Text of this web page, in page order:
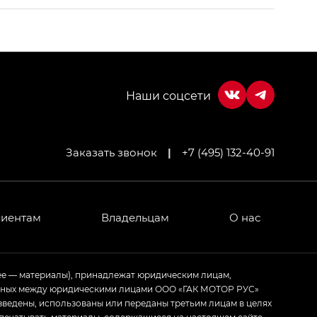
— GX PREMIUM, Джи Эти — GT, Джи Эль —
— GB AWD, Джи Эль Полный привод —
стиле — GL (S-Style)
Заказать звонок | +7 (495) 132-40-91
Владельцам О нас
— материалы), принадлежат юридическим лицам,
между юридическими лицами ООО «ГАК МОТОР РУС»
использованы или переданы третьим лицам в целях